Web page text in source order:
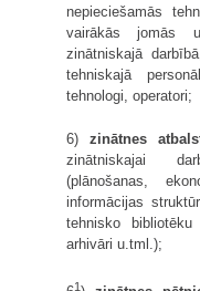
nepieciešamās
vairākās jomās
zinātniskajā
tehniskajā
tehnologi, operatori;
6) zinātnes
zinātniskajai
(plānošanas,
informācijas
tehnisko
arhivāri u.tml.);
1